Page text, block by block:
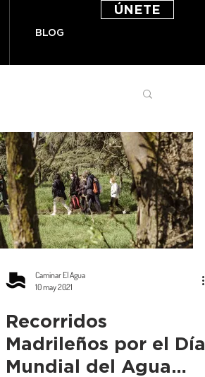
BLOG
ÚNETE
Caminar El Agua
10 may 2021
Recorridos
Madrileños por el Día
Mundial del Agua